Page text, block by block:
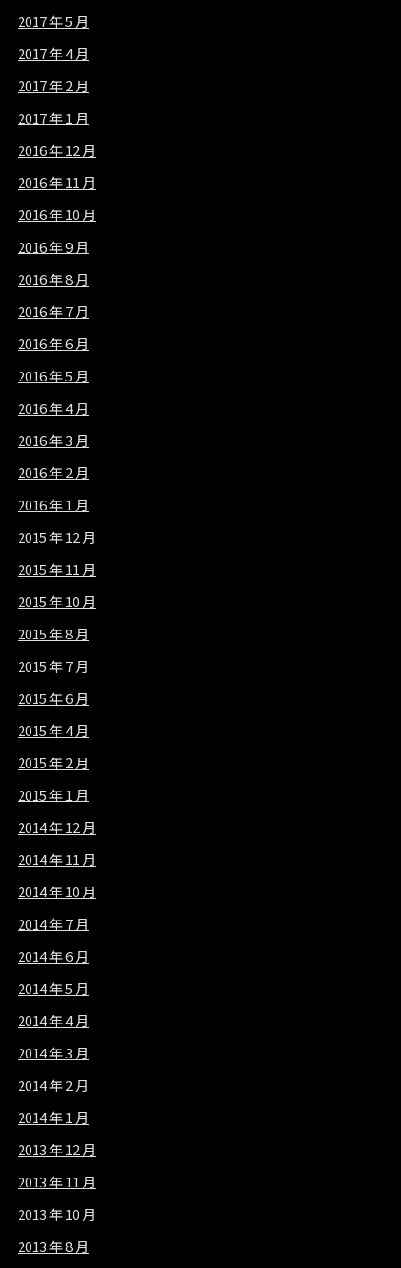
2017 年 5 月
2017 年 4 月
2017 年 2 月
2017 年 1 月
2016 年 12 月
2016 年 11 月
2016 年 10 月
2016 年 9 月
2016 年 8 月
2016 年 7 月
2016 年 6 月
2016 年 5 月
2016 年 4 月
2016 年 3 月
2016 年 2 月
2016 年 1 月
2015 年 12 月
2015 年 11 月
2015 年 10 月
2015 年 8 月
2015 年 7 月
2015 年 6 月
2015 年 4 月
2015 年 2 月
2015 年 1 月
2014 年 12 月
2014 年 11 月
2014 年 10 月
2014 年 7 月
2014 年 6 月
2014 年 5 月
2014 年 4 月
2014 年 3 月
2014 年 2 月
2014 年 1 月
2013 年 12 月
2013 年 11 月
2013 年 10 月
2013 年 8 月